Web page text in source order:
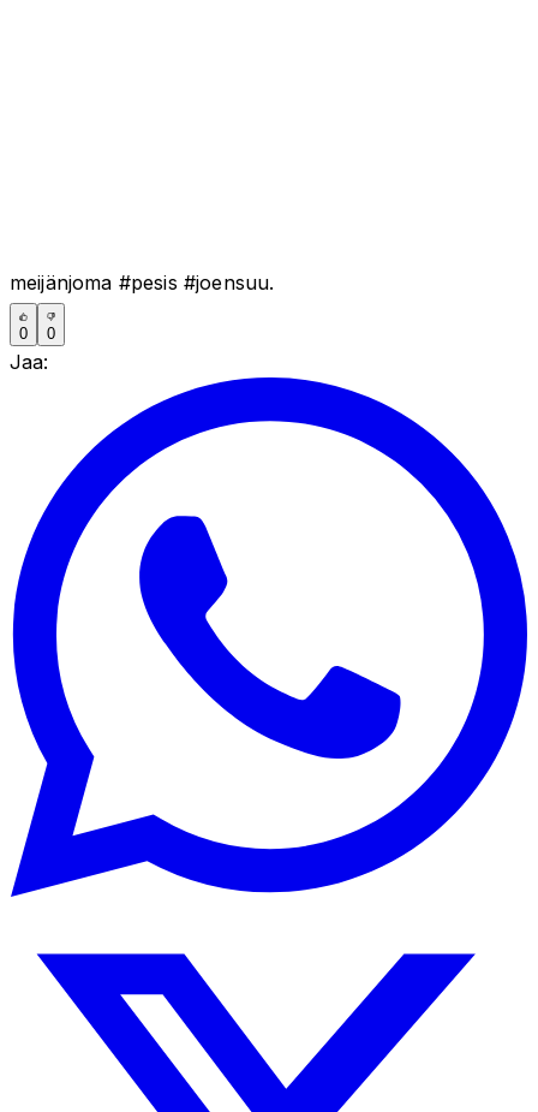
meijänjoma #pesis #joensuu.
0 0
Jaa: